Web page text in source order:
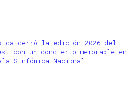
cerró la edición 2026 del
con un concierto memorable en
Sinfónica Nacional